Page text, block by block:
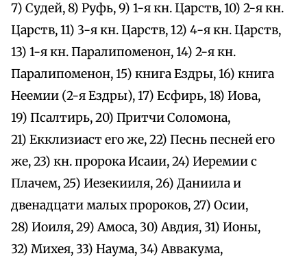
7) Судей, 8) Руфь, 9) 1-я кн. Царств, 10) 2-я кн.
Царств, 11) 3-я кн. Царств, 12) 4-я кн. Царств,
13) 1-я кн. Паралипоменон, 14) 2-я кн.
Паралипоменон, 15) книга Ездры, 16) книга
Неемии (2-я Ездры), 17) Есфирь, 18) Иова,
19) Псалтирь, 20) Притчи Соломона,
21) Екклизиаст его же, 22) Песнь песней его
же, 23) кн. пророка Исаии, 24) Иеремии с
Плачем, 25) Иезекииля, 26) Даниила и
двенадцати малых пророков, 27) Осии,
28) Иоиля, 29) Амоса, 30) Авдия, 31) Ионы,
32) Михея, 33) Наума, 34) Аввакума,